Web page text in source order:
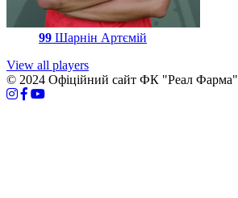
99 Шарнін Артємій
View all players
© 2024 Офіційний сайт ФК "Реал Фарма"